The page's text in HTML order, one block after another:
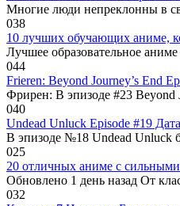
Многие люди непреклонны в
038
10 лучших обучающих аниме,
Лучшее образовательное
044
Frieren: Beyond Journey’s End
Фрирен: В эпизоде ​​#23 Beyond
040
Undead Unluck Episode #19
В эпизоде ​​№18 Undead Unluck
025
20 отличных аниме с
Обновлено 1 день назад От
032